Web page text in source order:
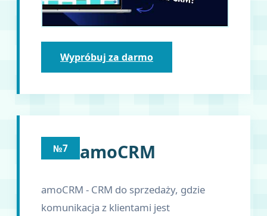
Wypróbuj za darmo
№7 amoCRM
amoCRM - CRM do sprzedaży, gdzie
komunikacja z klientami jest